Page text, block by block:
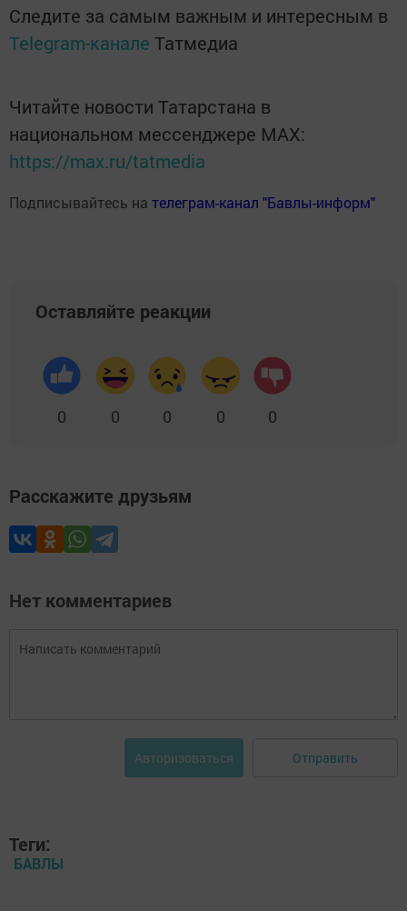
Следите за самым важным и интересным в
Telegram-канале Татмедиа
Читайте новости Татарстана в
национальном мессенджере MАХ:
https://max.ru/tatmedia
Подписывайтесь на телеграм-канал "Бавлы-информ"
Оставляйте реакции
0 0 0 0 0
Расскажите друзьям
Нет комментариев
Авторизоваться Отправить
Теги:
БАВЛЫ